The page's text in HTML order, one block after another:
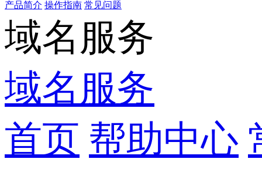
产品简介 操作指南 常见问题
域名服务
域名服务
首页 帮助中心